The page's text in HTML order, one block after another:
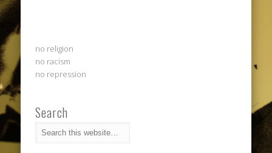
no religion
no racism
no repression
Search